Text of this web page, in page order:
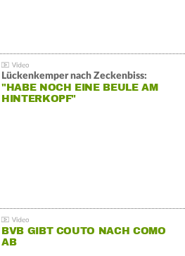
Lückenkemper nach Zeckenbiss:
"HABE NOCH EINE BEULE AM
HINTERKOPF"
BVB GIBT COUTO NACH COMO
AB